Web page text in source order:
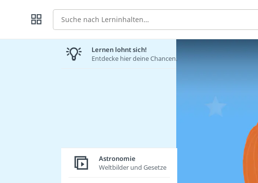
Suche
Lernen lohnt sich!
Entdecke hier deine Chancen.
Astronomie
Weltbilder und Gesetze